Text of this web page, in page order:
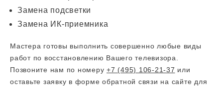
Замена подсветки
Замена ИК-приемника
Мастера готовы выполнить совершенно любые виды
работ по восстановлению Вашего телевизора.
Позвоните нам по номеру +7 (495) 106-21-37 или
оставьте заявку в форме обратной связи на сайте для